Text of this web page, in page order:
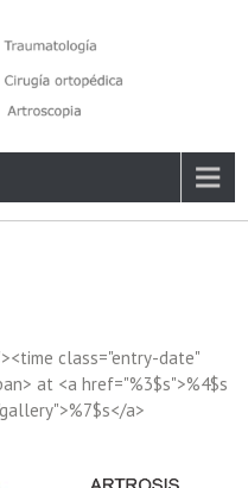
class="entry-date"
at <a href="%3$s">%4$s
a>